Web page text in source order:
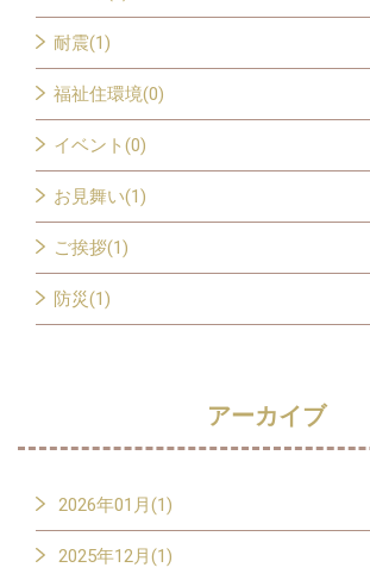
耐震(1)
福祉住環境(0)
イベント(0)
お見舞い(1)
ご挨拶(1)
防災(1)
アーカイブ
2026年01月(1)
2025年12月(1)